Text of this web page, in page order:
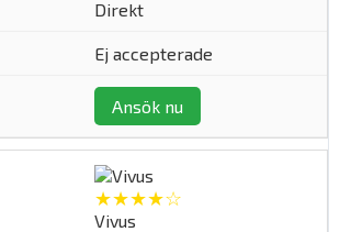
Direkt
Ej accepterade
Ansök nu
★★★★☆
Vivus